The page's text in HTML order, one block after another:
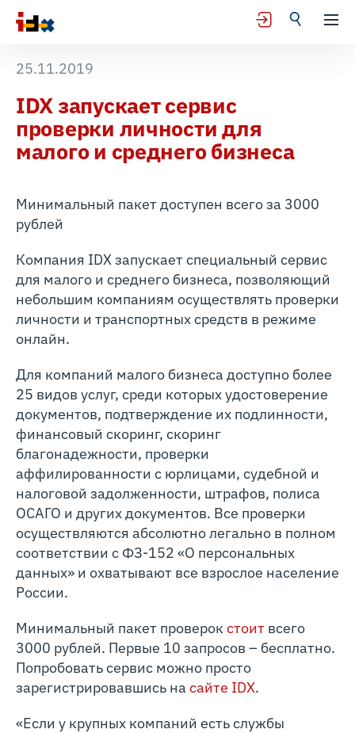
25.11.2019
IDX запускает сервис
проверки личности для
малого и среднего бизнеса
Минимальный пакет доступен всего за 3000
рублей
Компания IDX запускает специальный сервис
для малого и среднего бизнеса, позволяющий
небольшим компаниям осуществлять проверки
личности и транспортных средств в режиме
онлайн.
Для компаний малого бизнеса доступно более
25 видов услуг, среди которых удостоверение
документов, подтверждение их подлинности,
финансовый скоринг, скоринг
благонадежности, проверки
аффилированности с юрлицами, судебной и
налоговой задолженности, штрафов, полиса
ОСАГО и других документов. Все проверки
осуществляются абсолютно легально в полном
соответствии с ФЗ-152 «О персональных
данных» и охватывают все взрослое население
России.
Минимальный пакет проверокстоит всего
3000 рублей. Первые 10 запросов – бесплатно.
Попробовать сервис можно просто
зарегистрировавшись на сайте IDX.
«Если у крупных компаний есть службы